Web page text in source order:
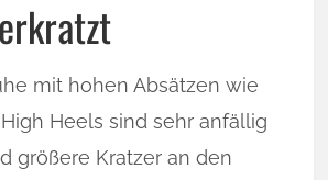
mit hohen Absätzen wie
Heels sind sehr anfällig
größere Kratzer an den